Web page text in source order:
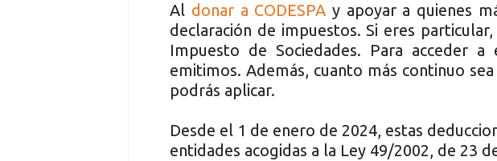
Al donar a CODESPA y apoyar a quienes
declaración de impuestos. Si eres
Impuesto de Sociedades. Para acceder
emitimos. Además, cuanto más continuo
podrás aplicar.
Desde el 1 de enero de 2024, estas
entidades acogidas a la Ley 49/2002, de 23